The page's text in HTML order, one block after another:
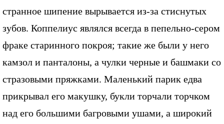
странное шипение вырывается из-за стиснутых
зубов. Коппелиус являлся всегда в пепельно-сером
фраке старинного покроя; такие же были у него
камзол и панталоны, а чулки черные и башмаки со
стразовыми пряжками. Маленький парик едва
прикрывал его макушку, букли торчали торчком
над его большими багровыми ушами, а широкий